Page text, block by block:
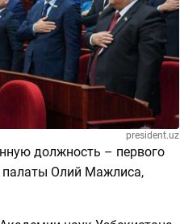
president.uz
должность – первого
палаты Олий Мажлиса,